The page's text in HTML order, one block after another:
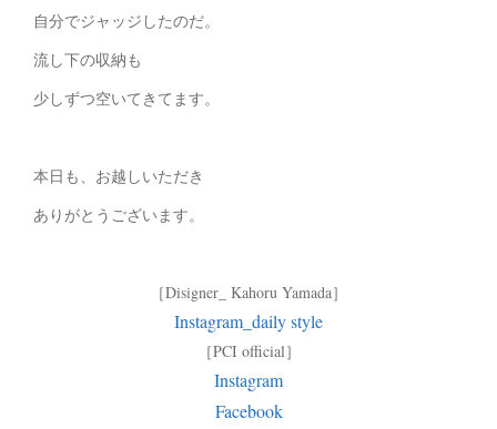
自分でジャッジしたのだ。
流し下の収納も
少しずつ空いてきてます。
本日も、お越しいただき
ありがとうございます。
［Disigner_ Kahoru Yamada］
Instagram_daily style
［PCI official］
Instagram
Facebook